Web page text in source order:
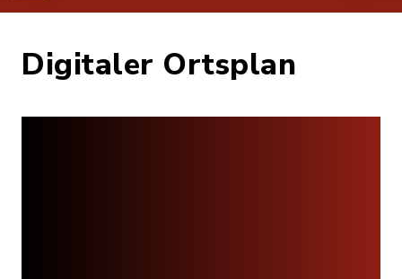
Digitaler Ortsplan